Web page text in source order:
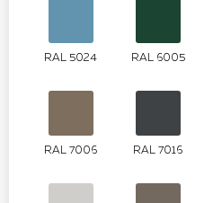
RAL 5024 RAL 6005
RAL 7006 RAL 7016